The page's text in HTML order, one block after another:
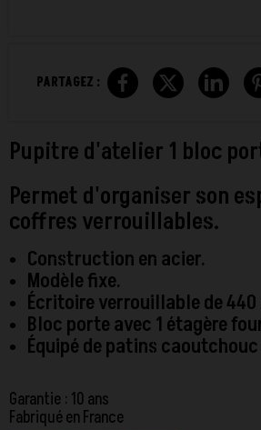
PARTAGEZ :
Pupitre d'atelier 1 bloc
Permet d'organiser son
coffres verrouillables.
Construction en acier.
Modèle fixe.
Écritoire verrouillable de 440
Bloc porte avec 1 étagère
Équipé de patins
Garantie : 10 ans
Fabriqué en France